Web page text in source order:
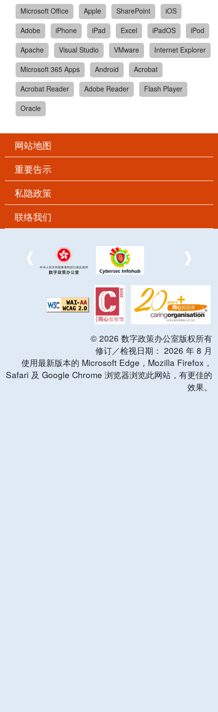
Microsoft Office
Apple SharePoint
iOS
Adobe
iPhone iPad Excel iPadOS
iPod
Apache
Visual Studio VMware
Internet Explorer
Microsoft 365 Apps
Android
Acrobat
Acrobat Reader
Adobe Reader
Flash Player
Oracle
网站地图
重要告示
私隐政策
联络我们
© 2026 数字政策办公室版权所有
修订／检视日期： 2026 年 8 月
使用最新版本的 Microsoft Edge，Mozilla Firefox，
Safari 及 Google Chrome 浏览器浏览此网站，有更佳的
效果。